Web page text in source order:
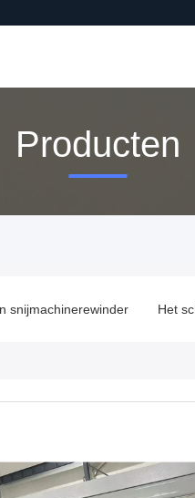
Producten
snijmachinerewinder Het